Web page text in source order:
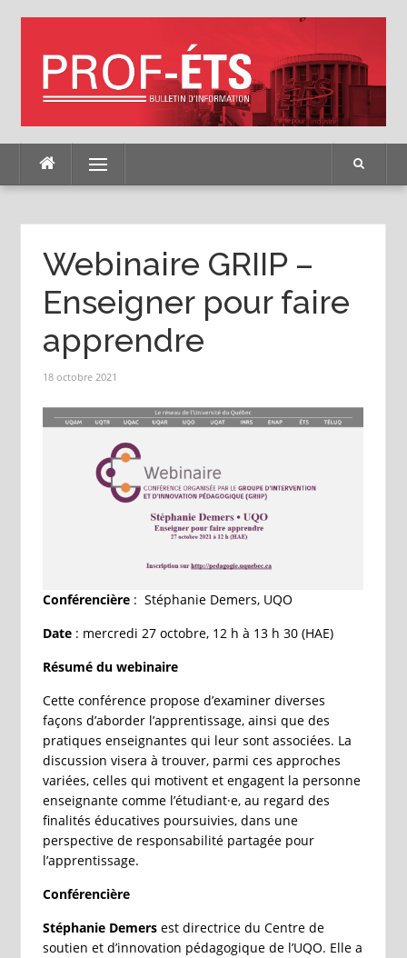
Menu
Webinaire GRIIP –
Enseigner pour faire
apprendre
18 octobre 2021
Conférencière: Stéphanie Demers, UQO
Date: mercredi 27 octobre, 12 h à 13 h 30 (HAE)
Résumé du webinaire
Cette conférence propose d’examiner diverses
façons d’aborder l’apprentissage, ainsi que des
pratiques enseignantes qui leur sont associées. La
discussion visera à trouver, parmi ces approches
variées, celles qui motivent et engagent la personne
enseignante comme l’étudiant·e, au regard des
finalités éducatives poursuivies, dans une
perspective de responsabilité partagée pour
l’apprentissage.
Conférencière
Stéphanie Demersest directrice du Centre de
soutien et d’innovation pédagogique de l’UQO. Elle a